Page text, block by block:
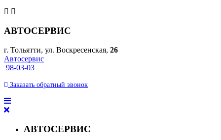
АВТОСЕРВИС
г. Тольятти, ул. Воскресенская, 26
Автосервис
98-03-03
Заказать обратный звонок
АВТОСЕРВИС